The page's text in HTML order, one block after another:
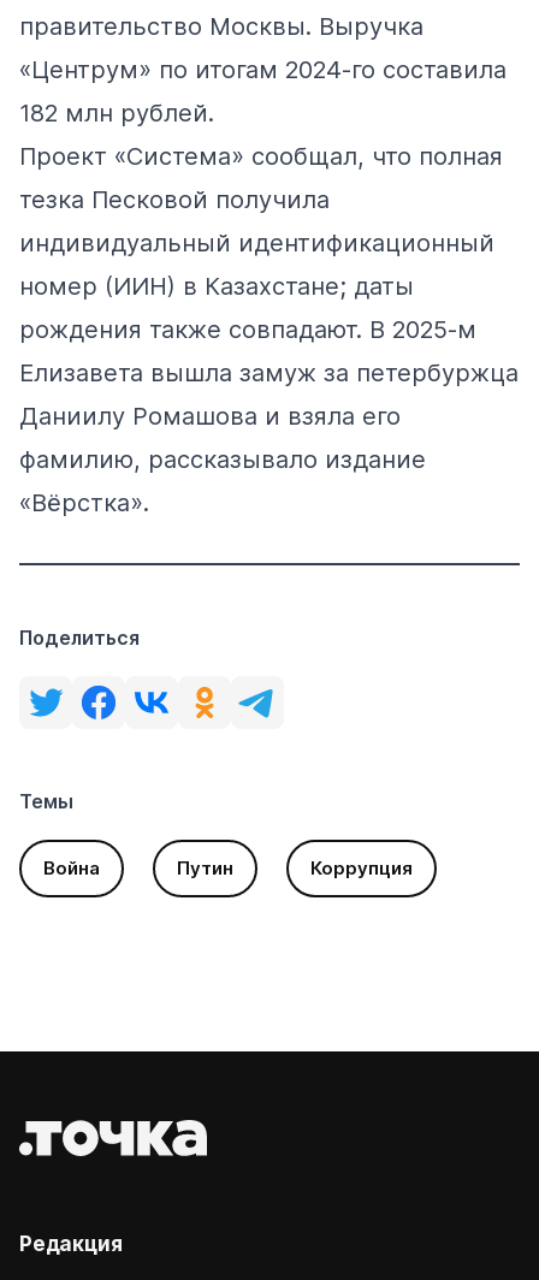
правительство Москвы. Выручка
«Центрум» по итогам 2024-го составила
182 млн рублей.
Проект «Система» сообщал, что полная
тезка Песковой получила
индивидуальный идентификационный
номер (ИИН) в Казахстане; даты
рождения также совпадают. В 2025-м
Елизавета вышла замуж за петербуржца
Даниилу Ромашова и взяла его
фамилию, рассказывало издание
«Вёрстка».
Поделиться
Темы
Война Путин Коррупция
Редакция